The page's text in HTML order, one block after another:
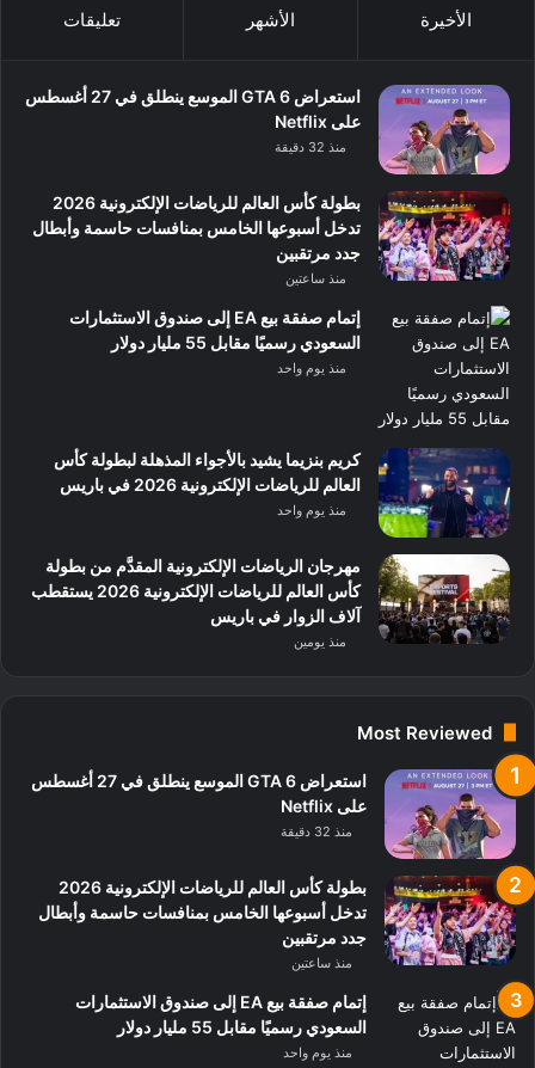
الأخيرة الأشهر تعليقات
استعراض GTA 6 الموسع ينطلق في 27 أغسطس
على Netflix
منذ 32 دقيقة
بطولة كأس العالم للرياضات الإلكترونية 2026
تدخل أسبوعها الخامس بمنافسات حاسمة وأبطال
جدد مرتقبين
منذ ساعتين
إتمام صفقة بيع EA إلى صندوق الاستثمارات
السعودي رسميًا مقابل 55 مليار دولار
منذ يوم واحد
كريم بنزيما يشيد بالأجواء المذهلة لبطولة كأس
العالم للرياضات الإلكترونية 2026 في باريس
منذ يوم واحد
مهرجان الرياضات الإلكترونية المقدَّم من بطولة
كأس العالم للرياضات الإلكترونية 2026 يستقطب
آلاف الزوار في باريس
منذ يومين
Most Reviewed
استعراض GTA 6 الموسع ينطلق في 27 أغسطس
على Netflix
منذ 32 دقيقة
بطولة كأس العالم للرياضات الإلكترونية 2026
تدخل أسبوعها الخامس بمنافسات حاسمة وأبطال
جدد مرتقبين
منذ ساعتين
إتمام صفقة بيع EA إلى صندوق الاستثمارات
السعودي رسميًا مقابل 55 مليار دولار
منذ يوم واحد